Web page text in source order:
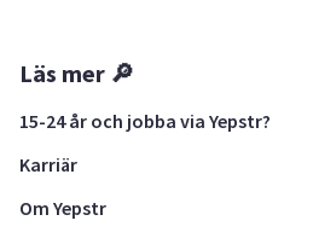
Läs mer 🔎
15-24 år och jobba via Yepstr?
Karriär
Om Yepstr